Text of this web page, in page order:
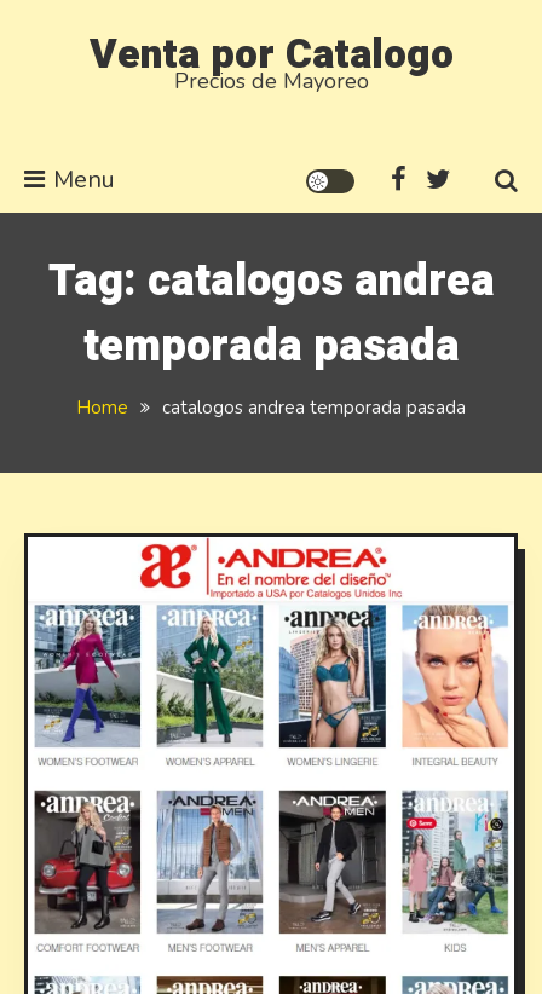
Venta por Catalogo
Precios de Mayoreo
Menu
Tag: catalogos andrea
temporada pasada
Home catalogos andrea temporada pasada